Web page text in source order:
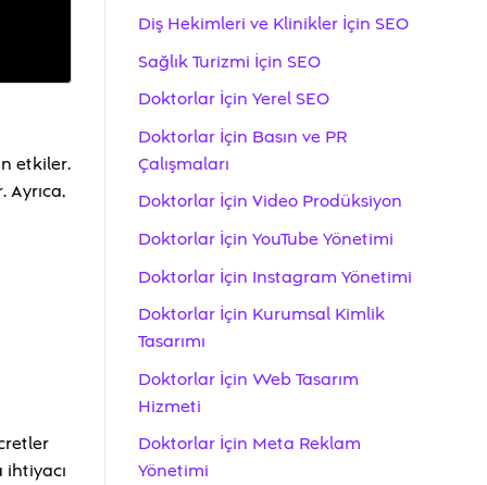
etkiler.
Diş Hekimleri ve Klinikler İçin SEO
Sağlık Turizmi İçin SEO
Doktorlar İçin Yerel SEO
Doktorlar İçin Basın ve PR
Çalışmaları
Doktorlar İçin Video Prodüksiyon
Doktorlar İçin YouTube Yönetimi
Doktorlar İçin Instagram Yönetimi
Doktorlar İçin Kurumsal Kimlik
Tasarımı
Doktorlar İçin Web Tasarım
Hizmeti
Doktorlar İçin Meta Reklam
Yönetimi